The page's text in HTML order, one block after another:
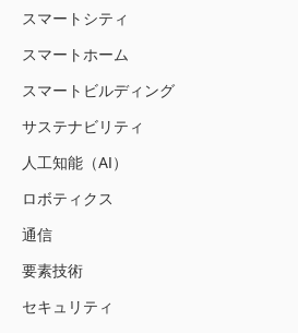
スマートシティ
スマートホーム
スマートビルディング
サステナビリティ
人工知能（AI）
ロボティクス
通信
要素技術
セキュリティ